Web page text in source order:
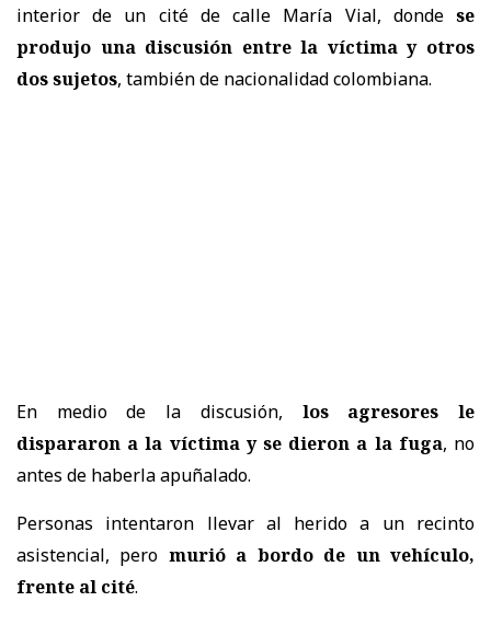
interior de un cité de calle María Vial, donde se
produjo una discusión entre la víctima y otros
dos sujetos, también de nacionalidad colombiana.
En medio de la discusión, los agresores le
dispararon a la víctima y se dieron a la fuga, no
antes de haberla apuñalado.
Personas intentaron llevar al herido a un recinto
asistencial, pero murió a bordo de un vehículo,
frente al cité.